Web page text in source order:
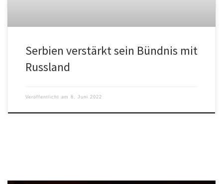
Serbien verstärkt sein Bündnis mit
Russland
Veröffentlicht am 6. Juni 2022